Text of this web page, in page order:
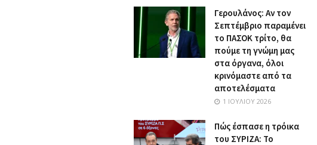
Γερουλάνος: Αν τον
Σεπτέμβριο παραμένει
το ΠΑΣΟΚ τρίτο, θα
πούμε τη γνώμη μας
στα όργανα, όλοι
κρινόμαστε από τα
αποτελέσματα
1 ΙΟΥΛΊΟΥ 2026
Πώς έσπασε η τρόικα
του ΣΥΡΙΖΑ: Το